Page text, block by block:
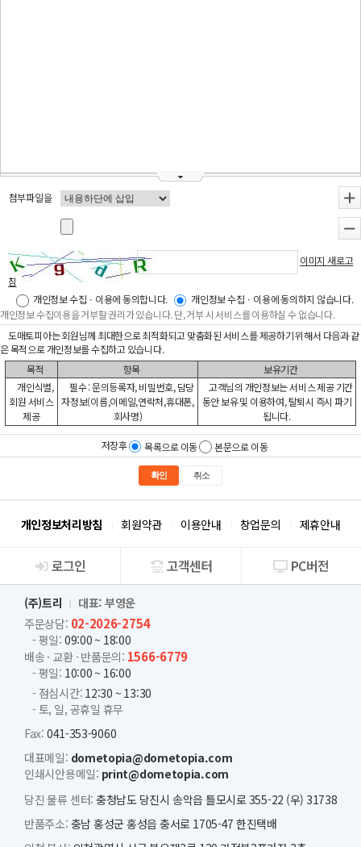
첨부파일을
이미지 새로고
침
개인정보 수집ㆍ이용에 동의합니다.
개인정보 수집ㆍ이용에 동의하지 않습니다.
개인정보 수집이용을 거부할 권리가 있습니다. 단, 거부 시 서비스를 이용하실 수 없습니다.
도매토피아는 회원님께 최대한으로 최적화되고 맞춤화된 서비스를 제공하기 위해서 다음과 같
은 목적으로 개인정보를 수집하고 있습니다.
목적
항목
보유기간
개인식별,
회원 서비스
제공
필수 : 문의등록자, 비밀번호, 담당
자정보(이름,이메일,연락처,휴대폰,
회사명)
고객님의 개인정보는 서비스 제공 기간
동안 보유 및 이용하여, 탈퇴시 즉시 파기
됩니다.
저장후 목록으로 이동 본문으로 이동
확인 취소
개인정보처리방침 회원약관 이용안내 창업문의 제휴안내
회사소개
로그인 고객센터 PC버전
(주)트리
대표: 부영운
주문상담: 02-2026-2754
- 평일: 09:00 ~ 18:00
배송 · 교환 · 반품문의: 1566-6779
- 평일: 10:00 ~ 16:00
- 점심시간: 12:30 ~ 13:30
- 토, 일, 공휴일 휴무
Fax: 041-353-9060
대표메일: dometopia@dometopia.com
인쇄시안용메일: print@dometopia.com
당진 물류 센터: 충청남도 당진시 송악읍 틀모시로 355-22 (우) 31738
반품주소: 충남 홍성군 홍성읍 충서로 1705-47 한진택배